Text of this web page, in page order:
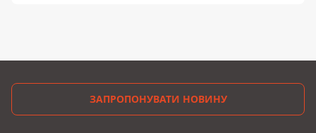
ЗАПРОПОНУВАТИ НОВИНУ